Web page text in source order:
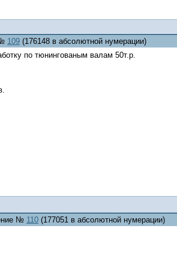
109 (176148 в абсолютной нумерации)
по тюнингованым валам 50т.р.
№ 110 (177051 в абсолютной нумерации)